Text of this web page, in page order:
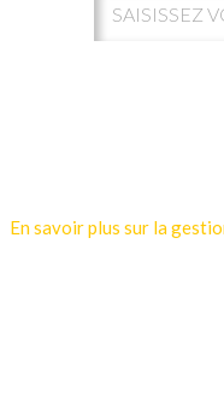
En savoir plus sur la